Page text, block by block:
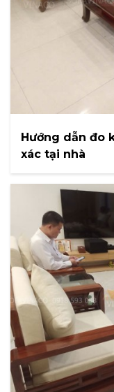
Hướng dẫn đo
xác tại nhà